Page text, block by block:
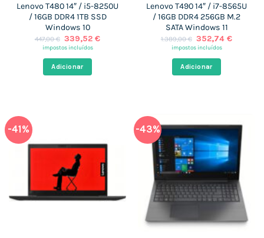
Lenovo T480 14″ / i5-8250U
/ 16GB DDR4 1TB SSD
Windows 10
447,00€ O
preço
era:
447,00 €.
339,52€O
impostos incluídos
Adicionar
Lenovo T490 14″ / i7-8565U
/ 16GB DDR4 256GB M.2
SATA Windows 11
1.389,00€ O
preço
era:
1.389,00 €.
352,74€O
impostos incluídos
Adicionar
-41% -43%